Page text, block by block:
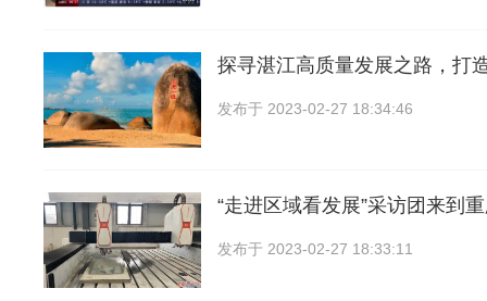
探寻湛江高质量发展之路，打
发布于 2023-02-27 18:34:46
“走进区域看发展”采访团来到
发布于 2023-02-27 18:33:11